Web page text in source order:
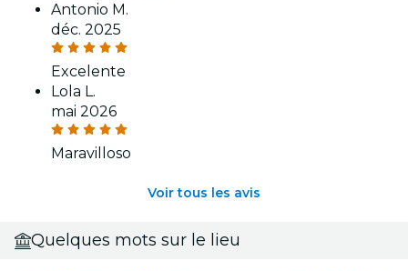
Antonio M.
déc. 2025
Excelente
Lola L.
mai 2026
Maravilloso
Voir tous les avis
Quelques mots sur le lieu